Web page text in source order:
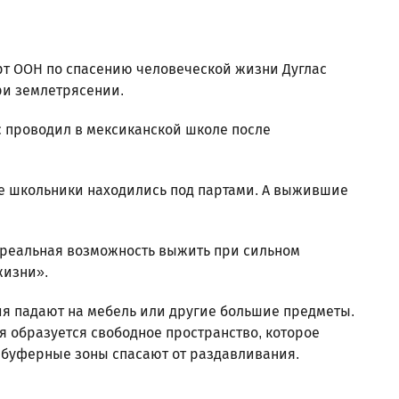
ООН по спасению человеческой жизни Дуглас
землетрясении.
в мексиканской школе после
школьники находились под партами. А выжившие
возможность выжить при сильном
падают на мебель или другие большие предметы.
свободное пространство, которое
зоны спасают от раздавливания.